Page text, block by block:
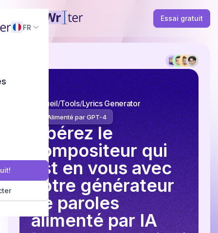
Essai gratuit
FR
Accueil Tools Lyrics Generator
Alimenté par GPT-4
Libérez le
compositeur qui
est en vous avec
notre générateur
de paroles
alimenté par IA